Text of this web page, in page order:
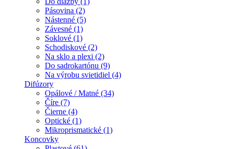
Pásovina (2)
Nástenné (5)
Závesné (1)
Soklové (1)
Schodiskové (2)
Na sklo a plexi (2)
Do sadrokartónu (9)
Na výrobu svietidiel (4)
Difúzory
Opálové / Matné (34)
Číre (7)
Čierne (4)
Optické (1)
Mikroprismatické (1)
Koncovky